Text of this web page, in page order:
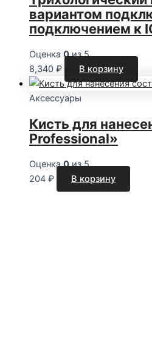
вариантом
подключением к
Оценка 0из 5
8,340 ₽ В корзину
Аксессуары
Кисть для
Professional»
Оценка0из 5
204 ₽ В корзину